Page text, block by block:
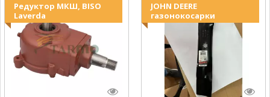
Редуктор МКШ, BISO
Laverda
JOHN DEERE
газонокосарки